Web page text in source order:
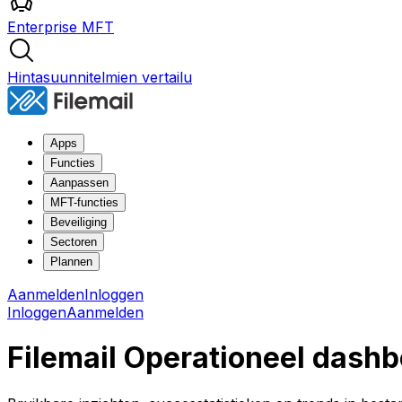
Enterprise MFT
Hintasuunnitelmien vertailu
Apps
Functies
Aanpassen
MFT-functies
Beveiliging
Sectoren
Plannen
AanmeldenInloggen
InloggenAanmelden
Filemail Operationeel